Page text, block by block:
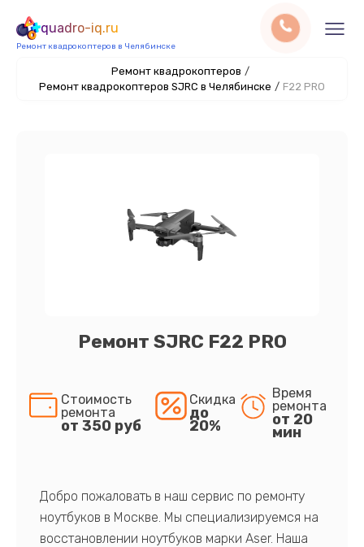
quadro-iq.ru
Ремонт квадрокоптеров в Челябинске
Ремонт квадрокоптеров /
Ремонт квадрокоптеров SJRC в Челябинске / F22 PRO
Ремонт SJRC F22 PRO
Стоимость
ремонта
от 350 руб
Скидка
до
20%
Время
ремонта
от 20
мин
Добро пожаловать в наш сервис по ремонту
ноутбуков в Москве. Мы специализируемся на
восстановлении ноутбуков марки Aser. Наша